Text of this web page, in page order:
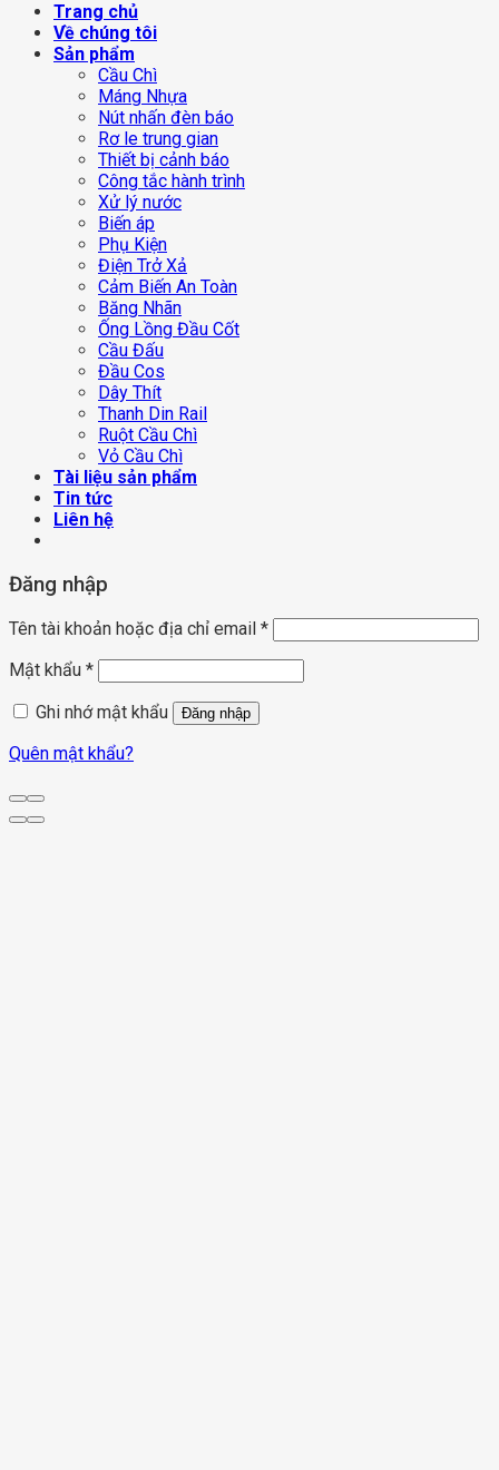
Trang chủ
Về chúng tôi
Sản phẩm
Cầu Chì
Máng Nhựa
Nút nhấn đèn báo
Rơ le trung gian
Thiết bị cảnh báo
Công tắc hành trình
Xử lý nước
Biến áp
Phụ Kiện
Điện Trở Xả
Cảm Biến An Toàn
Băng Nhãn
Ống Lồng Đầu Cốt
Cầu Đấu
Đầu Cos
Dây Thít
Thanh Din Rail
Ruột Cầu Chì
Vỏ Cầu Chì
Tài liệu sản phẩm
Tin tức
Liên hệ
Đăng nhập
Tên tài khoản hoặc địa chỉ email *
Mật khẩu *
Ghi nhớ mật khẩu
Đăng nhập
Quên mật khẩu?